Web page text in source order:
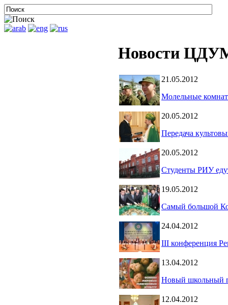
Новости
21.05.2012
Молельные
20.05.2012
Передача
20.05.2012
Студенты РИУ
19.05.2012
Самый большой
24.04.2012
III конференция
13.04.2012
Новый школьный
12.04.2012